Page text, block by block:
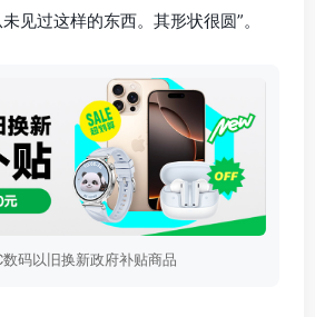
见过这样的东西。其形状很圆”。
数码以旧换新政府补贴商品